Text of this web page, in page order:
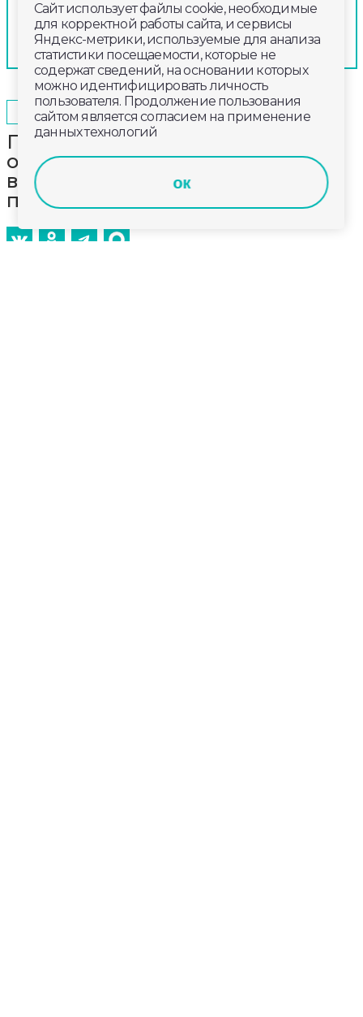
ОБЩЕСТВО 2024-11-14 12:40
Представители Владимирской
области осмотрели
восстановленные объекты в
подшефном Кировском
Сайт использует файлы cookie, необходимые
для корректной работы сайта, и сервисы
Яндекс-метрики, используемые для анализа
статистики посещаемости, которые не
содержат сведений, на основании которых
можно идентифицировать личность
пользователя. Продолжение пользования
сайтом является согласием на применение
данных технологий
ок